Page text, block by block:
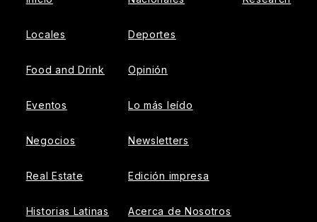
Locales
Food and Drink
Eventos
Negocios
Real Estate
Historias Latinas
Deportes
Opinión
Lo más leído
Newsletters
Edición impresa
Acerca de Nosotros